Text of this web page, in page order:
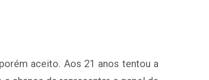
aceito. Aos 21 anos tentou a